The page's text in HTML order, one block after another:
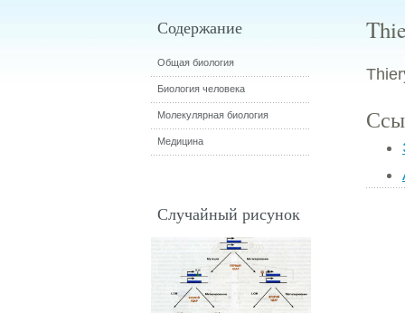
Содержание
Общая биология
Биология человека
Молекулярная биология
Медицина
Случайный рисунок